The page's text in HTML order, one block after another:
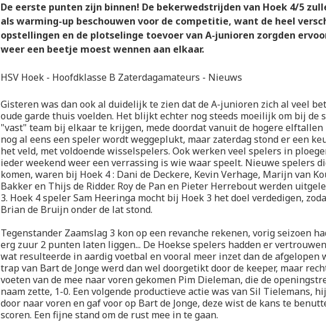
De eerste punten zijn binnen! De bekerwedstrijden van Hoek 4/5
als warming-up beschouwen voor de competitie, want de heel
opstellingen en de plotselinge toevoer van A-junioren zorgden
weer een beetje moest wennen aan elkaar.
HSV Hoek - Hoofdklasse B Zaterdagamateurs - Nieuws
Gisteren was dan ook al duidelijk te zien dat de A-junioren zich al veel
oude garde thuis voelden. Het blijkt echter nog steeds moeilijk om bij de
"vast" team bij elkaar te krijgen, mede doordat vanuit de hogere
nog al eens een speler wordt weggeplukt, maar zaterdag stond er een
het veld, met voldoende wisselspelers. Ook werken veel spelers in
ieder weekend weer een verrassing is wie waar speelt. Nieuwe spelers
komen, waren bij Hoek 4 : Dani de Deckere, Kevin Verhage, Marijn van
Bakker en Thijs de Ridder. Roy de Pan en Pieter Herrebout werden
3. Hoek 4 speler Sam Heeringa mocht bij Hoek 3 het doel verdedigen,
Brian de Bruijn onder de lat stond.
Tegenstander Zaamslag 3 kon op een revanche rekenen, vorig seizoen
erg zuur 2 punten laten liggen... De Hoekse spelers hadden er
wat resulteerde in aardig voetbal en vooral meer inzet dan de afgelopen
trap van Bart de Jonge werd dan wel doorgetikt door de keeper, maar
voeten van de mee naar voren gekomen Pim Dieleman, die de
naam zette, 1-0. Een volgende productieve actie was van Sil Tielemans,
door naar voren en gaf voor op Bart de Jonge, deze wist de kans te
scoren. Een fijne stand om de rust mee in te gaan.